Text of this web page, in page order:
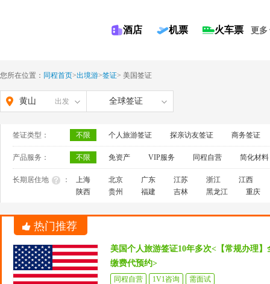
酒店 机票 火车票 更多
您所在位置： 同程首页>出境游>签证> 美国签证
黄山 出发 全球签证
签证类型： 不限 个人旅游签证 探亲访友签证 商务签证
产品服务： 不限 免资产 VIP服务 同程自营 简化材料
长期居住地 ： 上海 北京 广东 江苏 浙江
江西
陕西
贵州 福建 吉林 黑龙江 重庆
热门推荐
美国个人旅游签证10年多次<【常规办理
缴费代预约>
同程自营 1V1咨询
需面试